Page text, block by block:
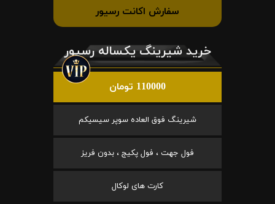
سفارش اکانت رسیور
خرید شیرینگ یکساله رسیور
110000 تومان
شیرینگ فوق العاده سوپر سیسیکم
فول جهت ، فول پکیج ، بدون فریز
کارت های لوکال